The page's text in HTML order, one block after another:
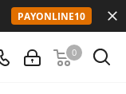
PAYONLINE10
0